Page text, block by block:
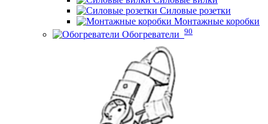
Силовые розетки
Монтажные коробки
Обогреватели 90